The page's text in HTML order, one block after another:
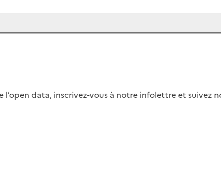
data, inscrivez-vous à notre infolettre et suivez